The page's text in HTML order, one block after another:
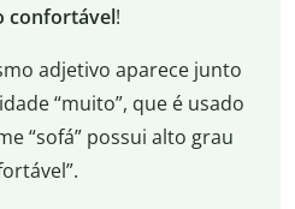
confortável!
adjetivo aparece junto
“muito”, que é usado
“sofá” possui alto grau